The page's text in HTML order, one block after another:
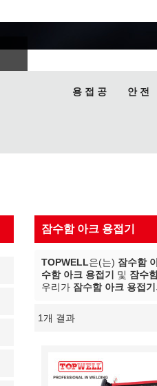
용 접 공 안 전
잠수함 아크 용접기
TOPWELL은(는) 잠수함
수함 아크 용접기
및 잠수
우리가 잠수함 아크 용접기
1개 결과